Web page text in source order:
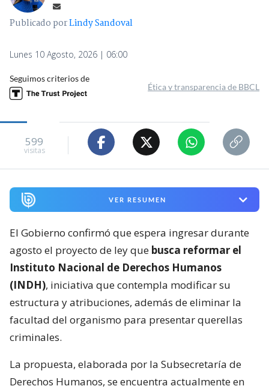
Publicado porLindy Sandoval
Lunes 10 Agosto, 2026 | 06:00
Seguimos criterios de
Ética y transparencia de BBCL
599
visitas
VER RESUMEN
El Gobierno confirmó que espera ingresar durante
agosto el proyecto de ley que busca reformar el
Instituto Nacional de Derechos Humanos
(INDH), iniciativa que contempla modificar su
estructura y atribuciones, además de eliminar la
facultad del organismo para presentar querellas
criminales.
La propuesta, elaborada por la Subsecretaría de
Derechos Humanos, se encuentra actualmente en